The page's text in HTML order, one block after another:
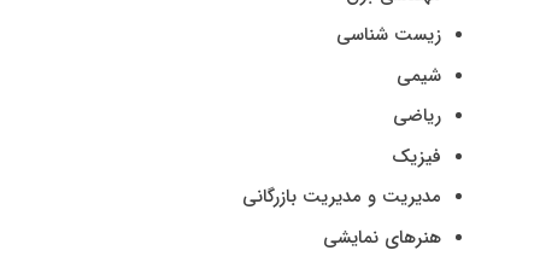
زیست شناسی
شیمی
ریاضی
فیزیک
مدیریت و مدیریت بازرگانی
هنرهای نمایشی